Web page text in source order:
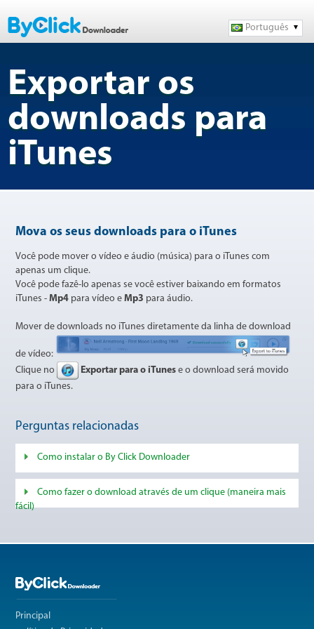
Português
Exportar os
downloads para
iTunes
Mova os seus downloads para o iTunes
Você pode mover o vídeo e áudio (música) para o iTunes com
apenas um clique.
Você pode fazê-lo apenas se você estiver baixando em formatos
iTunes -Mp4 para vídeo eMp3 para áudio.
Mover de downloads no iTunes diretamente da linha de download
de vídeo:
Clique no
Exportar para o iTunese o download será movido
para o iTunes.
Perguntas relacionadas
Como instalar o By Click Downloader
Como fazer o download através de um clique (maneira mais
fácil)
Principal